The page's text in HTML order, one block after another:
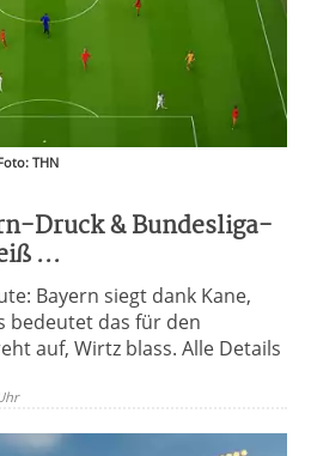
THN
Druck & Bundesliga-
...
Bayern siegt dank Kane,
bedeutet das für den
auf, Wirtz blass. Alle Details